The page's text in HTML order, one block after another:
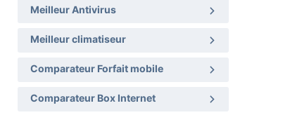
Meilleur Antivirus
Meilleur climatiseur
Comparateur Forfait mobile
Comparateur Box Internet